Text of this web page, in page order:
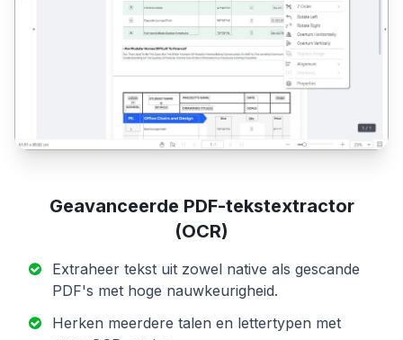
Geavanceerde PDF-tekstextractor
(OCR)
Extraheer tekst uit zowel native als gescande
PDF's met hoge nauwkeurigheid.
Herken meerdere talen en lettertypen met